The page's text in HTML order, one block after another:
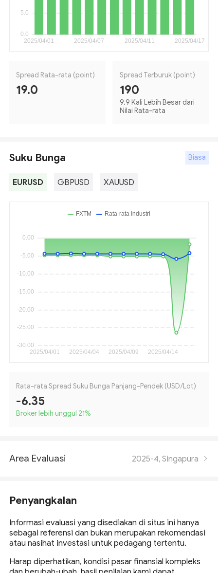
Spread Rata-rata (point)
19.0
Spread Terburuk (point)
190
9.9 Kali Lebih Besar dari
Nilai Rata-rata
Suku Bunga Biasa
EURUSD GBPUSD XAUUSD
Rata-rata Spread Suku Bunga Panjang-Pendek (USD/Lot)
-6.35
Broker lebih unggul 21%
Area Evaluasi 2025-4, Singapura
Penyangkalan
Informasi evaluasi yang disediakan di situs ini hanya
sebagai referensi dan bukan merupakan rekomendasi
atau nasihat investasi untuk pedagang tertentu.
Harap diperhatikan, kondisi pasar finansial kompleks